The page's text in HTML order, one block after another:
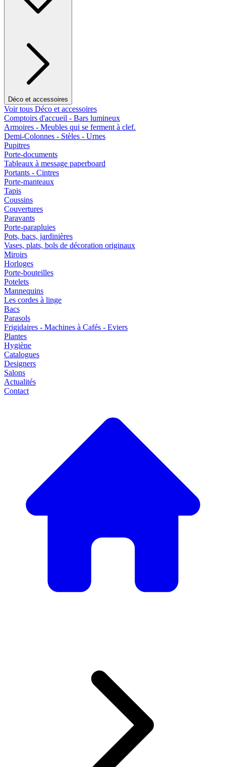
Déco et accessoires
Voir tous Déco et accessoires
Comptoirs d'accueil - Bars lumineux
Armoires - Meubles qui se ferment à clef.
Demi-Colonnes - Stèles - Urnes
Pupitres
Porte-documents
Tableaux à message paperboard
Portants - Cintres
Porte-manteaux
Tapis
Coussins
Couvertures
Paravants
Porte-parapluies
Pots, bacs, jardinières
Vases, plats, bols de décoration originaux
Miroirs
Horloges
Porte-bouteilles
Potelets
Mannequins
Les cordes à linge
Bacs
Parasols
Frigidaires - Machines à Cafés - Eviers
Plantes
Hygiène
Catalogues
Designers
Salons
Actualités
Contact